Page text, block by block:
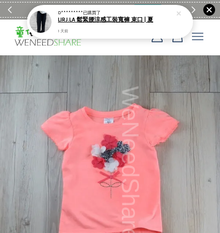
滿$1990送日亞麻棉簡約餐墊 童裝
您的購物車目前還是空的。
繼續購物
D*********已購買了
LIRJ.LA 鬆緊腰涼感工裝寬褲 束口 | 夏
1 天前